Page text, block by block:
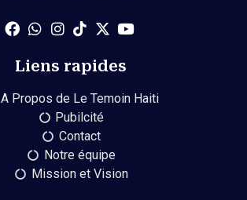
Liens rapides
A Propos de Le Temoin Haiti
Pubilcité
Contact
Notre équipe
Mission et Vision